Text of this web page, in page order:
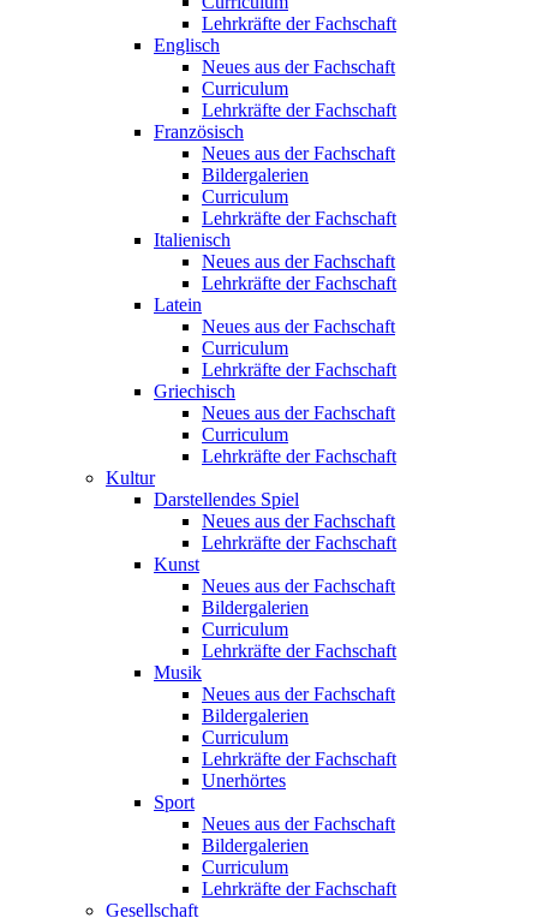
Lehrkräfte der Fachschaft
Englisch
Neues aus der Fachschaft
Curriculum
Lehrkräfte der Fachschaft
Französisch
Neues aus der Fachschaft
Bildergalerien
Curriculum
Lehrkräfte der Fachschaft
Italienisch
Neues aus der Fachschaft
Lehrkräfte der Fachschaft
Latein
Neues aus der Fachschaft
Curriculum
Lehrkräfte der Fachschaft
Griechisch
Neues aus der Fachschaft
Curriculum
Lehrkräfte der Fachschaft
Kultur
Darstellendes Spiel
Neues aus der Fachschaft
Lehrkräfte der Fachschaft
Kunst
Neues aus der Fachschaft
Bildergalerien
Curriculum
Lehrkräfte der Fachschaft
Musik
Neues aus der Fachschaft
Bildergalerien
Curriculum
Lehrkräfte der Fachschaft
Unerhörtes
Sport
Neues aus der Fachschaft
Bildergalerien
Curriculum
Lehrkräfte der Fachschaft
Gesellschaft